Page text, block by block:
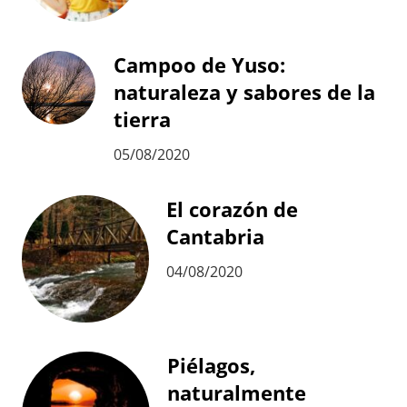
Campoo de Yuso:
naturaleza y sabores de la
tierra
05/08/2020
El corazón de
Cantabria
04/08/2020
Piélagos,
naturalmente